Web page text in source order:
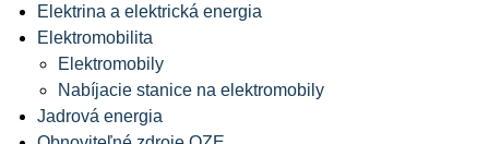
Elektrina a elektrická energia
Elektromobilita
Elektromobily
Nabíjacie stanice na elektromobily
Jadrová energia